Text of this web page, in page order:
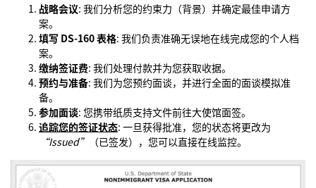
战略会议: 我们分析您的约束力（背景）并确定最佳申请方
案。
填写 DS-160 表格: 我们负责准确无误地在线完成您的个人档
案。
缴纳签证费: 我们处理付款并为您获取收据。
预约与准备: 我们为您预约面谈，并进行全面的面谈模拟准
备。
参加面谈: 您携带纸质支持文件前往大使馆面签。
追踪您的签证状态: 一旦获得批准，您的状态将更改为
“Issued”
（已签发），您可以直接在线监控。